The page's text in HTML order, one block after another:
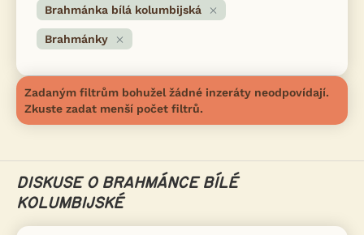
Brahmánka bílá kolumbijská
Brahmánky
Zadaným filtrům bohužel žádné inzeráty neodpovídají.
Zkuste zadat menší počet filtrů.
DISKUSE O BRAHMÁNCE BÍLÉ
KOLUMBIJSKÉ